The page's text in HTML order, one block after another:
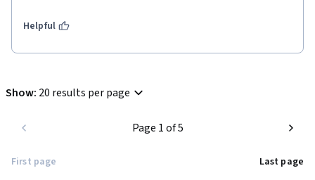
Helpful
Show: 20 results per page
First page
Page 1 of 5
Last page